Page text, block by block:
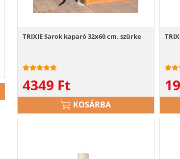
TRIXIE Sarok kaparó 32x60 cm, szürke
4349 Ft
KOSÁRBA